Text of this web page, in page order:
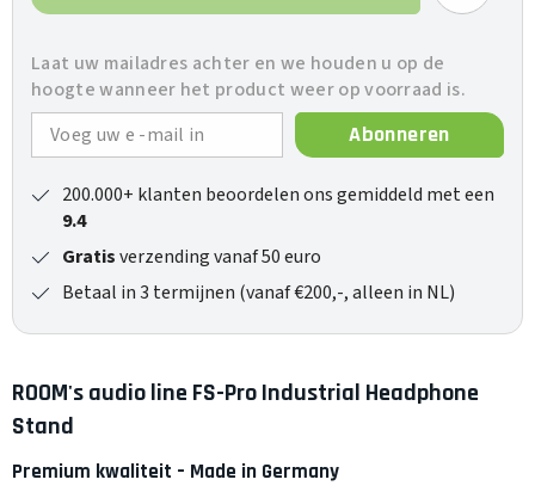
Stand
Stand
Laat uw mailadres achter en we houden u op de
hoogte wanneer het product weer op voorraad is.
Abonneren
200.000+ klanten beoordelen ons gemiddeld met een
9.4
Gratisverzending vanaf 50 euro
Betaal in 3 termijnen (vanaf €200,-, alleen in NL)
ROOM's audio line FS-Pro Industrial Headphone
Stand
Premium kwaliteit – Made in Germany